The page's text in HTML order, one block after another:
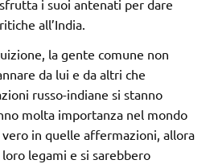
i suoi antenati per dare
all’India.
la gente comune non
da lui e da altri che
russo-indiane si stanno
molta importanza nel mondo
in quelle affermazioni, allora
legami e si sarebbero